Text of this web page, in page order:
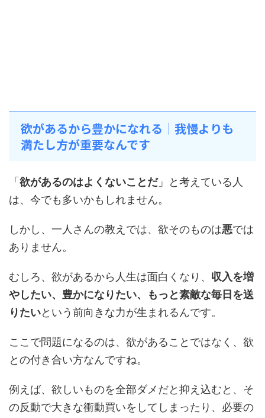
欲があるから豊かになれる｜我慢よりも
満たし方が重要なんです
「 欲があるのはよくないことだ」と考えている人
は、今でも多いかもしれません。
しかし、一人さんの教えでは、欲そのものは悪では
ありません。
むしろ、欲があるから人生は面白くなり、 収入を増
やしたい、豊かになりたい、もっと素敵な毎日を送
りたいという前向きな力が生まれるんです。
ここで問題になるのは、欲があることではなく、欲
との付き合い方なんですね。
例えば、欲しいものを全部ダメだと抑え込むと、そ
の反動で大きな衝動買いをしてしまったり、必要の